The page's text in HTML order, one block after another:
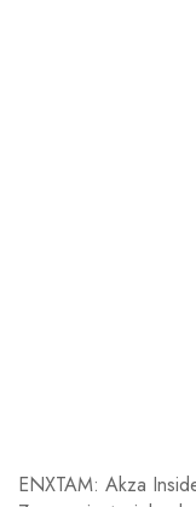
ENXTAM: Akza